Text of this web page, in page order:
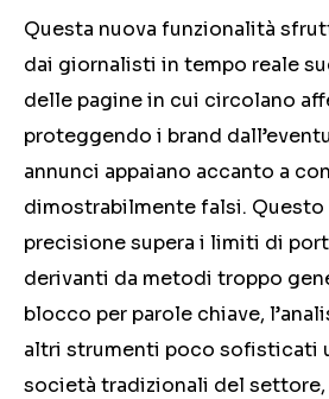
Questa nuova funzionalità
dai giornalisti in tempo reale
delle pagine in cui circolano
proteggendo i brand
annunci appaiano accanto a
dimostrabilmente falsi.
precisione supera i limiti di
derivanti da metodi troppo
blocco per parole chiave,
altri strumenti poco sofisticati
società tradizionali del